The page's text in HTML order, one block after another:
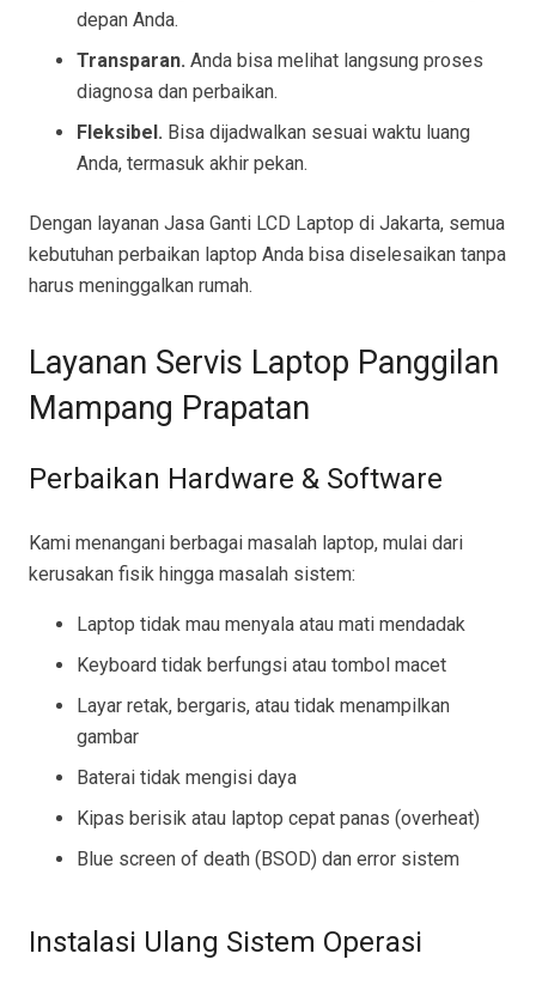
depan Anda.
Transparan. Anda bisa melihat langsung proses
diagnosa dan perbaikan.
Fleksibel. Bisa dijadwalkan sesuai waktu luang
Anda, termasuk akhir pekan.
Dengan layanan Jasa Ganti LCD Laptop di Jakarta, semua
kebutuhan perbaikan laptop Anda bisa diselesaikan tanpa
harus meninggalkan rumah.
Layanan Servis Laptop Panggilan
Mampang Prapatan
Perbaikan Hardware & Software
Kami menangani berbagai masalah laptop, mulai dari
kerusakan fisik hingga masalah sistem:
Laptop tidak mau menyala atau mati mendadak
Keyboard tidak berfungsi atau tombol macet
Layar retak, bergaris, atau tidak menampilkan
gambar
Baterai tidak mengisi daya
Kipas berisik atau laptop cepat panas (overheat)
Blue screen of death (BSOD) dan error sistem
Instalasi Ulang Sistem Operasi